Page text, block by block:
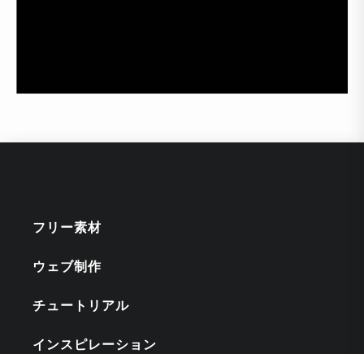
フリー素材
ウェブ制作
チュートリアル
インスピレーション